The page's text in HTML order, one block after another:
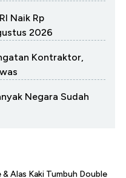
Naik Rp
2026
Kontraktor,
Negara Sudah
Alas Kaki Tumbuh Double